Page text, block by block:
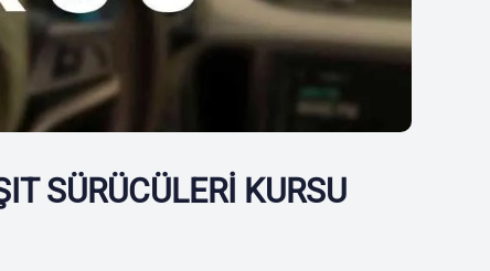
SÜRÜCÜLERİ KURSU